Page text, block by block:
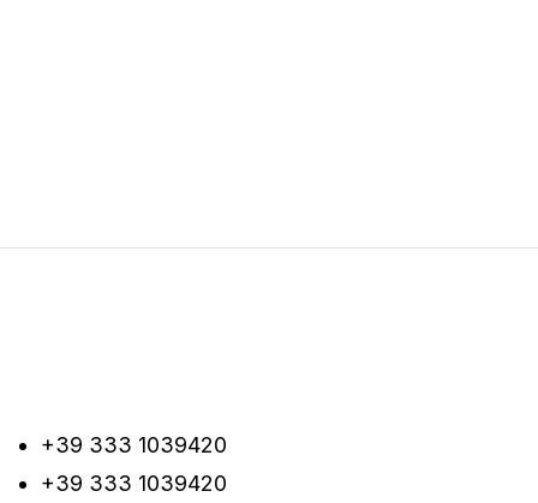
+39 333 1039420
+39 333 1039420